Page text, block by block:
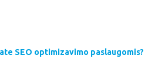
SEO optimizavimo